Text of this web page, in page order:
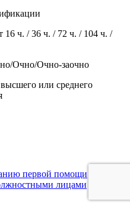
16 ч. / 36 ч. / 72 ч. / 104 ч. /
Очно/Очно-заочно
или среднего
первой помощи
лицами